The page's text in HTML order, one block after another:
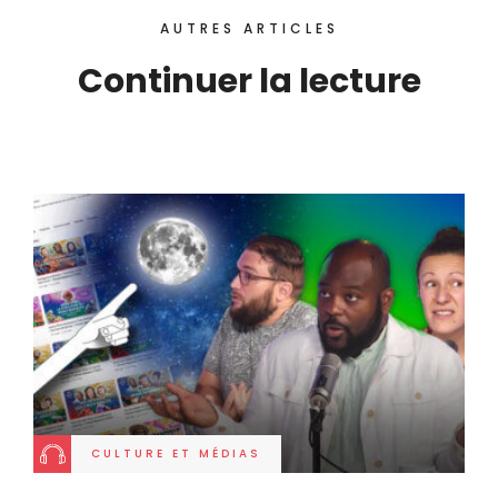
AUTRES ARTICLES
Continuer la lecture
CULTURE ET MÉDIAS